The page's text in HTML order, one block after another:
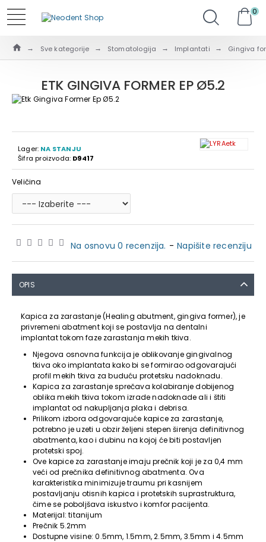
0
Sve kategorije Stomatologija Implantati Gingiva
ETK GINGIVA FORMER EP Ø5.2
Lager: NA STANJU
Šifra proizvoda: D9417
Na osnovu 0 recenzija. - Napišite recenziju
Veličina
OPIS
Kapica za zarastanje (Healing abutment, gingiva former), je
privremeni abatment koji se postavlja na dentalni
implantat tokom faze zarastanja mekih tkiva.
Njegova osnovna funkcija je oblikovanje gingivalnog
tkiva oko implantata kako bi se formirao odgovarajući
profil mekih tkiva za buduću protetsku nadoknadu.
Kapica za zarastanje sprečava kolabiranje dobijenog
oblika mekih tkiva tokom izrade nadoknade ali i štiti
implantat od nakupljanja plaka i debrisa.
Prilikom izbora odgovarajuće kapice za zarastanje,
potrebno je uzeti u obzir željeni stepen širenja definitivnog
abatmenta, kao i dubinu na kojoj će biti postavljen
protetski spoj.
Ove kapice za zarastanje imaju prečnik koji je za 0,4 mm
veći od prečnika definitivnog abatmenta. Ova
karakteristika minimizuje traumu pri kasnijem
postavljanju otisnih kapica i protetskih suprastruktura,
čime se poboljšava iskustvo i komfor pacijenta.
Materijal: titanijum
Prečnik 5.2mm
Dostupne visine: 0.5mm, 1.5mm, 2.5mm, 3.5mm i 4.5mm